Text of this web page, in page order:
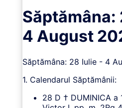
Săptămâna:
4 August
Săptămâna: 28 Iulie - 4
1. Calendarul Săptămânii:
28 D † DUMINICA a